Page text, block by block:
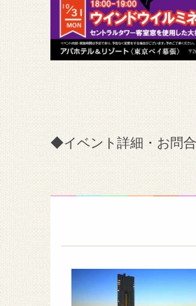
◆イベント詳細・お問